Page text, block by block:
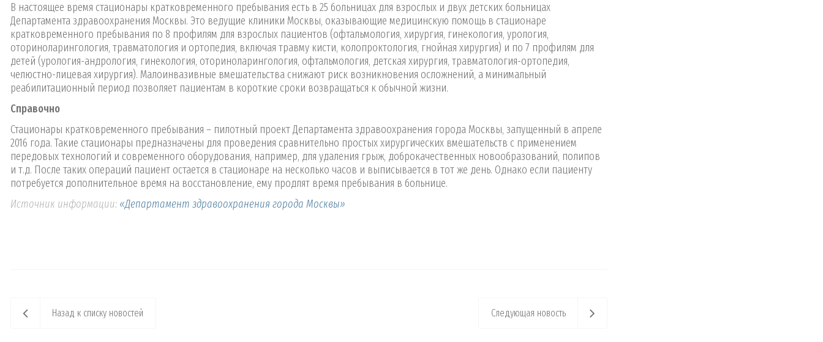
В настоящее время стационары кратковременного пребывания есть в 25 больницах для взрослых и двух детских больницах
Департамента здравоохранения Москвы. Это ведущие клиники Москвы, оказывающие медицинскую помощь в стационаре
кратковременного пребывания по 8 профилям для взрослых пациентов (офтальмология, хирургия, гинекология, урология,
оториноларингология, травматология и ортопедия, включая травму кисти, колопроктология, гнойная хирургия) и по 7 профилям для
детей (урология-андрология, гинекология, оториноларингология, офтальмология, детская хирургия, травматология-ортопедия,
челюстно-лицевая хирургия). Малоинвазивные вмешательства снижают риск возникновения осложнений, а минимальный
реабилитационный период позволяет пациентам в короткие сроки возвращаться к обычной жизни.
Справочно
Стационары кратковременного пребывания – пилотный проект Департамента здравоохранения города Москвы, запущенный в апреле
2016 года. Такие стационары предназначены для проведения сравнительно простых хирургических вмешательств с применением
передовых технологий и современного оборудования, например, для удаления грыж, доброкачественных новообразований, полипов
и т.д. После таких операций пациент остается в стационаре на несколько часов и выписывается в тот же день. Однако если пациенту
потребуется дополнительное время на восстановление, ему продлят время пребывания в больнице.
Источник информации: «Департамент здравоохранения города Москвы»
Назад к списку новостей Следующая новость